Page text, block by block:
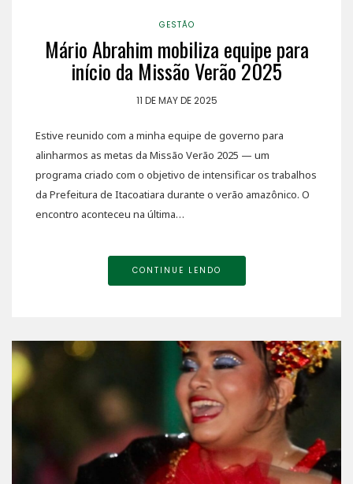
GESTÃO
Mário Abrahim mobiliza equipe para
início da Missão Verão 2025
11 DE MAY DE 2025
Estive reunido com a minha equipe de governo para
alinharmos as metas da Missão Verão 2025 — um
programa criado com o objetivo de intensificar os trabalhos
da Prefeitura de Itacoatiara durante o verão amazônico. O
encontro aconteceu na última…
CONTINUE LENDO